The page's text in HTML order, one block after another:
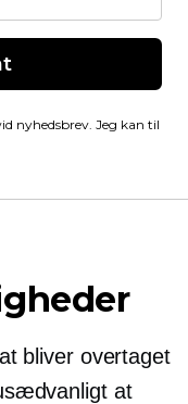
nyhedsbrev. Jeg kan til
bliver overtaget
at